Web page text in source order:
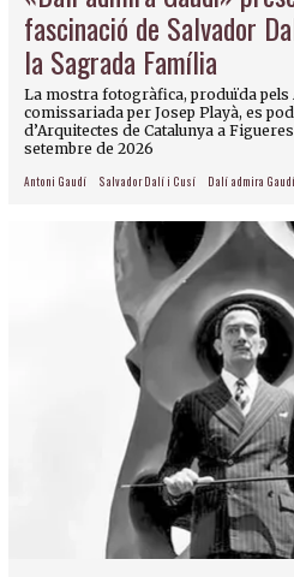
fascinació de Salvador
la Sagrada Família
La mostra fotogràfica, produïda pels
comissariada per Josep Playà, es
d’Arquitectes de Catalunya a
setembre de 2026
Antoni Gaudí Salvador Dalí i Cusí Dalí admira Gaudí